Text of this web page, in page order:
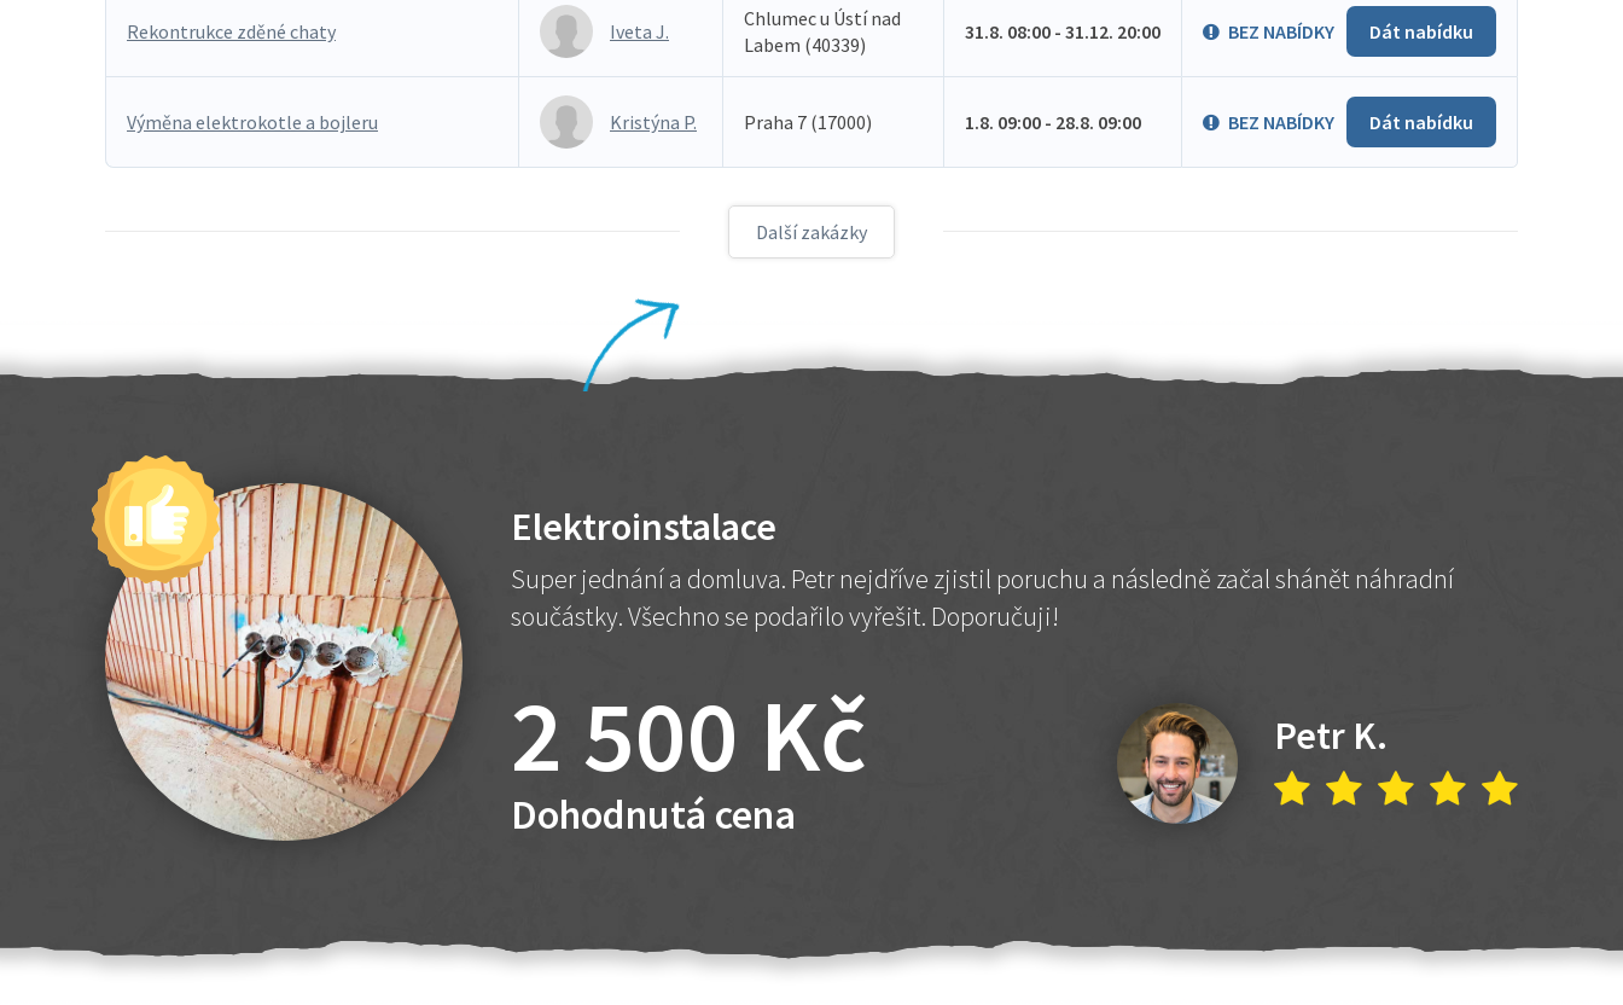
Rekontrukce zděné chaty Iveta J.
Chlumec u Ústí nad
Labem (40339)
31.8. 08:00 - 31.12. 20:00 BEZ NABÍDKY Dát nabídku
Výměna elektrokotle a bojleru Kristýna P. Praha 7 (17000) 1.8. 09:00 - 28.8. 09:00 BEZ NABÍDKY Dát nabídku
Další zakázky
Elektroinstalace
Super jednání a domluva. Petr nejdříve zjistil poruchu a následně začal shánět náhradní
součástky. Všechno se podařilo vyřešit. Doporučuji!
2 500 Kč
Dohodnutá cena
Petr K.